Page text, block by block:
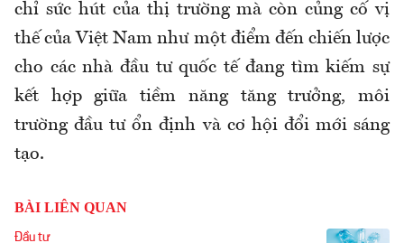
chỉ sức hút của thị trường mà còn củng cố vị
thế của Việt Nam như một điểm đến chiến lược
cho các nhà đầu tư quốc tế đang tìm kiếm sự
kết hợp giữa tiềm năng tăng trưởng, môi
trường đầu tư ổn định và cơ hội đổi mới sáng
tạo.
BÀI LIÊN QUAN
Đầu tư